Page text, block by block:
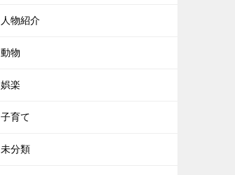
人物紹介
動物
娯楽
子育て
未分類